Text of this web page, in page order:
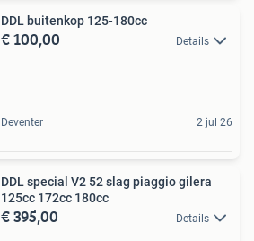
DDL buitenkop 125-180cc
€ 100,00 Details
Deventer 2 jul 26
DDL special V2 52 slag piaggio gilera
125cc 172cc 180cc
€ 395,00 Details